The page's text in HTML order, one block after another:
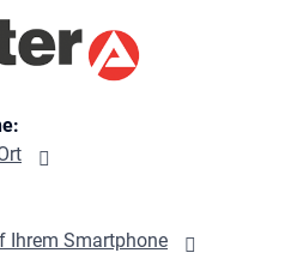
Beschreibung
Ihrem Smartphone